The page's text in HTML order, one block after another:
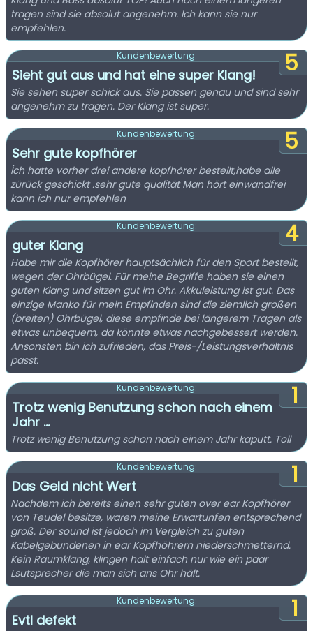
tragen sind sie absolut angenehm. Ich kann sie nur
empfehlen.
5
Kundenbewertung:
Sieht gut aus und hat eine super Klang!
Sie sehen super schick aus. Sie passen genau und sind sehr
angenehm zu tragen. Der Klang ist super.
5
Kundenbewertung:
Sehr gute kopfhörer
İch hatte vorher drei andere kopfhörer bestellt,habe alle
zürück geschickt .sehr gute qualität Man hört einwandfrei
kann ich nur empfehlen
4
Kundenbewertung:
guter Klang
Habe mir die Kopfhörer hauptsächlich für den Sport bestellt,
wegen der Ohrbügel. Für meine Begriffe haben sie einen
guten Klang und sitzen gut im Ohr. Akkuleistung ist gut. Das
einzige Manko für mein Empfinden sind die ziemlich großen
(breiten) Ohrbügel, diese empfinde bei längerem Tragen als
etwas unbequem, da könnte etwas nachgebessert werden.
Ansonsten bin ich zufrieden, das Preis-/Leistungsverhältnis
passt.
1
Kundenbewertung:
Trotz wenig Benutzung schon nach einem
Jahr ...
Trotz wenig Benutzung schon nach einem Jahr kaputt. Toll
1
Kundenbewertung:
Das Geld nicht Wert
Nachdem ich bereits einen sehr guten over ear Kopfhörer
von Teudel besitze, waren meine Erwartunfen entsprechend
groß. Der sound ist jedoch im Vergleich zu guten
Kabelgebundenen in ear Kopfhöhrern niederschmetternd.
Kein Raumklang, klingen halt einfach nur wie ein paar
Lsutsprecher die man sich ans Ohr hält.
1
Kundenbewertung:
Evtl defekt